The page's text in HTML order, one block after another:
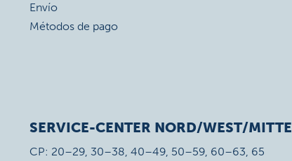
Envío
Métodos de pago
SERVICE-CENTER NORD/WEST/MITTE
CP: 20–29, 30–38, 40–49, 50–59, 60–63, 65